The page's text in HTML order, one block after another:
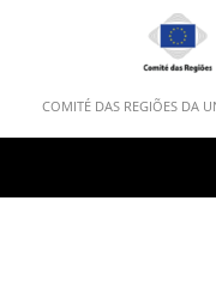
COMITÉ DAS REGIÕES DA